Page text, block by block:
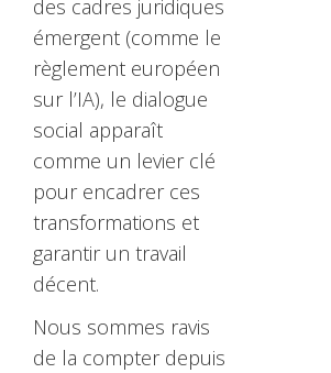
des cadres juridiques
émergent (comme le
règlement européen
sur l’IA), le dialogue
social apparaît
comme un levier clé
pour encadrer ces
transformations et
garantir un travail
décent.
Nous sommes ravis
de la compter depuis